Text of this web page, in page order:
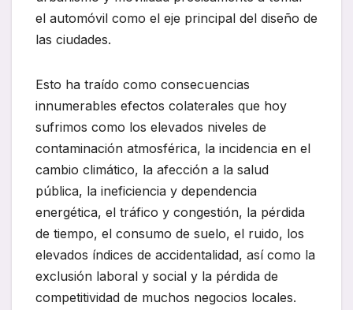
el automóvil como el eje principal del diseño de
las ciudades.
Esto ha traído como consecuencias
innumerables efectos colaterales que hoy
sufrimos como los elevados niveles de
contaminación atmosférica, la incidencia en el
cambio climático, la afección a la salud
pública, la ineficiencia y dependencia
energética, el tráfico y congestión, la pérdida
de tiempo, el consumo de suelo, el ruido, los
elevados índices de accidentalidad, así como la
exclusión laboral y social y la pérdida de
competitividad de muchos negocios locales.